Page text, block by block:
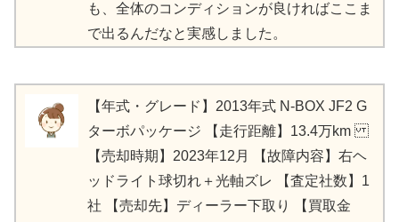
も、全体のコンディションが良ければここま
で出るんだなと実感しました。
【年式・グレード】2013年式 N-BOX JF2 G
ターボパッケージ 【走行距離】13.4万km
【売却時期】2023年12月 【故障内容】右ヘ
ッドライト球切れ＋光軸ズレ 【査定社数】1
社 【売却先】ディーラー下取り 【買取金